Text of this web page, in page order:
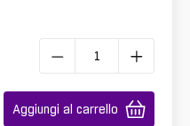
Aggiungi al carrello